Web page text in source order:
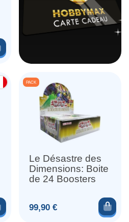
Ajouter au panier
Ajouter au panier
Le Désastre des
Dimensions: Boite
de 24 Boosters
Prix
99,90 €
PACK